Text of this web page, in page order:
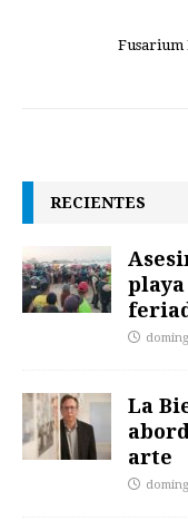
Fusarium
RECIENTES
La
arte